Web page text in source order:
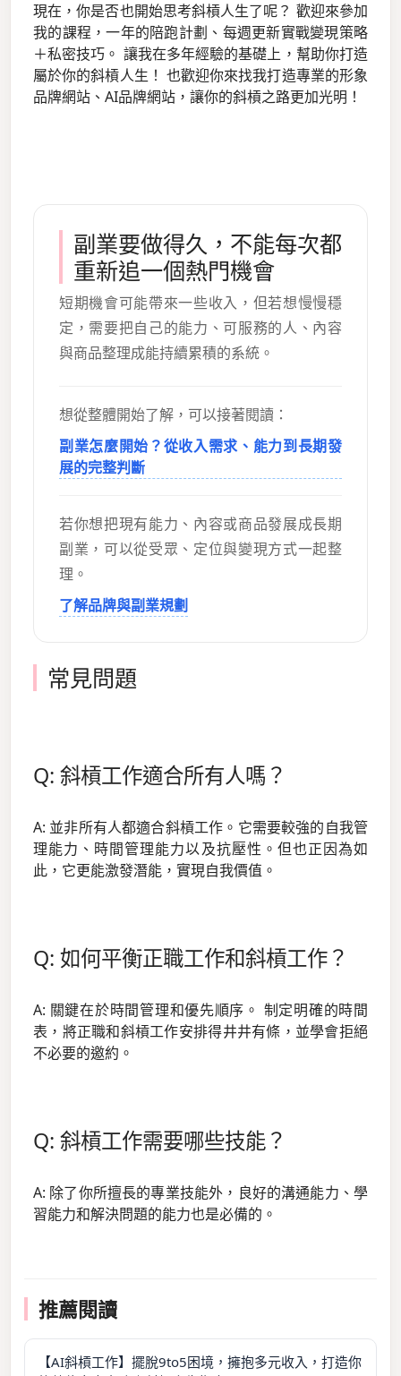
現在，你是否也開始思考斜槓人生了呢？ 歡迎來參加
我的課程，一年的陪跑計劃、每週更新實戰變現策略
＋私密技巧。 讓我在多年經驗的基礎上，幫助你打造
屬於你的斜槓人生！ 也歡迎你來找我打造專業的形象
品牌網站、AI品牌網站，讓你的斜槓之路更加光明！
副業要做得久，不能每次都
重新追一個熱門機會
短期機會可能帶來一些收入，但若想慢慢穩
定，需要把自己的能力、可服務的人、內容
與商品整理成能持續累積的系統。
想從整體開始了解，可以接著閱讀：
副業怎麼開始？從收入需求、能力到長期發
展的完整判斷
若你想把現有能力、內容或商品發展成長期
副業，可以從受眾、定位與變現方式一起整
理。
了解品牌與副業規劃
常見問題
Q: 斜槓工作適合所有人嗎？
A: 並非所有人都適合斜槓工作。它需要較強的自我管
理能力、時間管理能力以及抗壓性。但也正因為如
此，它更能激發潛能，實現自我價值。
Q: 如何平衡正職工作和斜槓工作？
A: 關鍵在於時間管理和優先順序。 制定明確的時間
表，將正職和斜槓工作安排得井井有條，並學會拒絕
不必要的邀約。
Q: 斜槓工作需要哪些技能？
A: 除了你所擅長的專業技能外，良好的溝通能力、學
習能力和解決問題的能力也是必備的。
推薦閱讀
【AI斜槓工作】擺脫9to5困境，擁抱多元收入，打造你